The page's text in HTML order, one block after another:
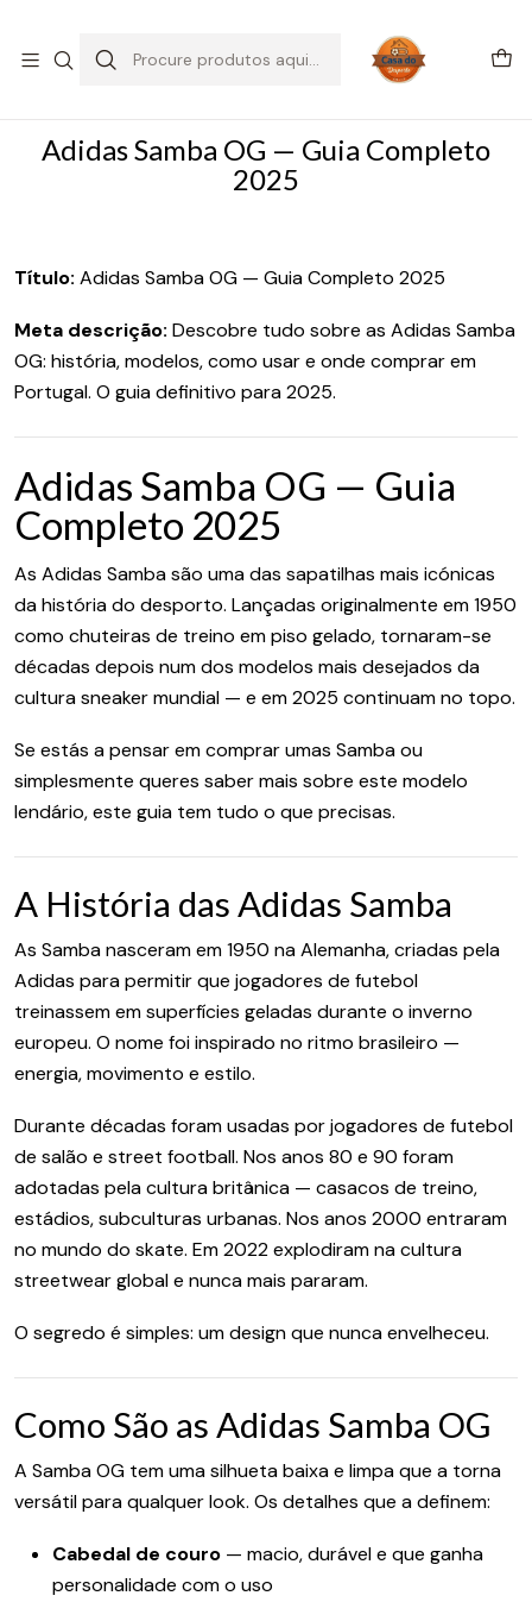
Início Blog Adidas Samba OG — Guia Completo 2025
Adidas Samba OG — Guia Completo
2025
Título: Adidas Samba OG — Guia Completo 2025
Meta descrição: Descobre tudo sobre as Adidas Samba
OG: história, modelos, como usar e onde comprar em
Portugal. O guia definitivo para 2025.
Adidas Samba OG — Guia
Completo 2025
As Adidas Samba são uma das sapatilhas mais icónicas
da história do desporto. Lançadas originalmente em 1950
como chuteiras de treino em piso gelado, tornaram-se
décadas depois num dos modelos mais desejados da
cultura sneaker mundial — e em 2025 continuam no topo.
Se estás a pensar em comprar umas Samba ou
simplesmente queres saber mais sobre este modelo
lendário, este guia tem tudo o que precisas.
A História das Adidas Samba
As Samba nasceram em 1950 na Alemanha, criadas pela
Adidas para permitir que jogadores de futebol
treinassem em superfícies geladas durante o inverno
europeu. O nome foi inspirado no ritmo brasileiro —
energia, movimento e estilo.
Durante décadas foram usadas por jogadores de futebol
de salão e street football. Nos anos 80 e 90 foram
adotadas pela cultura britânica — casacos de treino,
estádios, subculturas urbanas. Nos anos 2000 entraram
no mundo do skate. Em 2022 explodiram na cultura
streetwear global e nunca mais pararam.
O segredo é simples: um design que nunca envelheceu.
Como São as Adidas Samba OG
A Samba OG tem uma silhueta baixa e limpa que a torna
versátil para qualquer look. Os detalhes que a definem:
Cabedal de couro — macio, durável e que ganha
personalidade com o uso